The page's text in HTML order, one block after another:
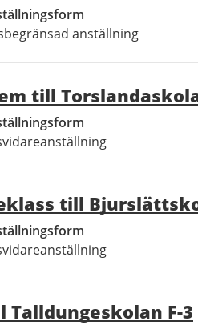
anställning
till
till
F-3